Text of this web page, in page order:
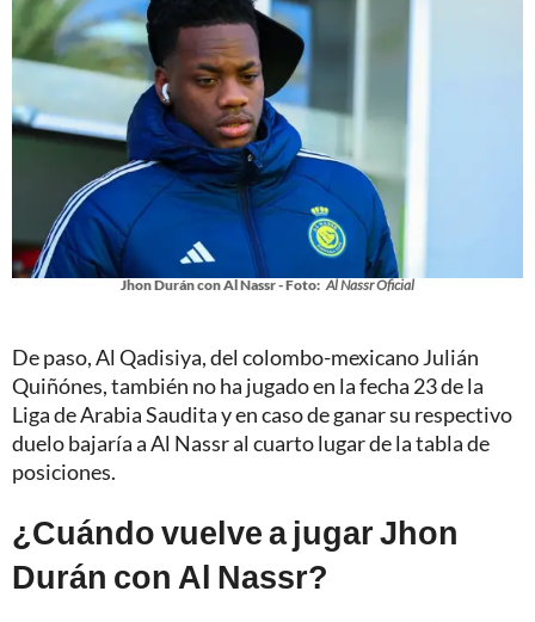
Jhon Durán con Al Nassr - Foto: Al Nassr Oficial
De paso, Al Qadisiya, del colombo-mexicano Julián
Quiñónes, también no ha jugado en la fecha 23 de la
Liga de Arabia Saudita y en caso de ganar su respectivo
duelo bajaría a Al Nassr al cuarto lugar de la tabla de
posiciones.
¿Cuándo vuelve a jugar Jhon
Durán con Al Nassr?